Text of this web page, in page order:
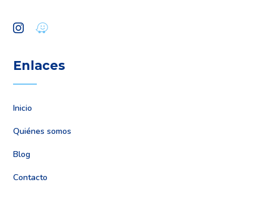
Enlaces
Inicio
Quiénes somos
Blog
Contacto